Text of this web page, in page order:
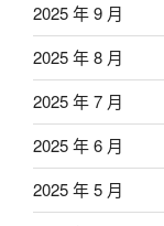
2025 年 9 月
2025 年 8 月
2025 年 7 月
2025 年 6 月
2025 年 5 月